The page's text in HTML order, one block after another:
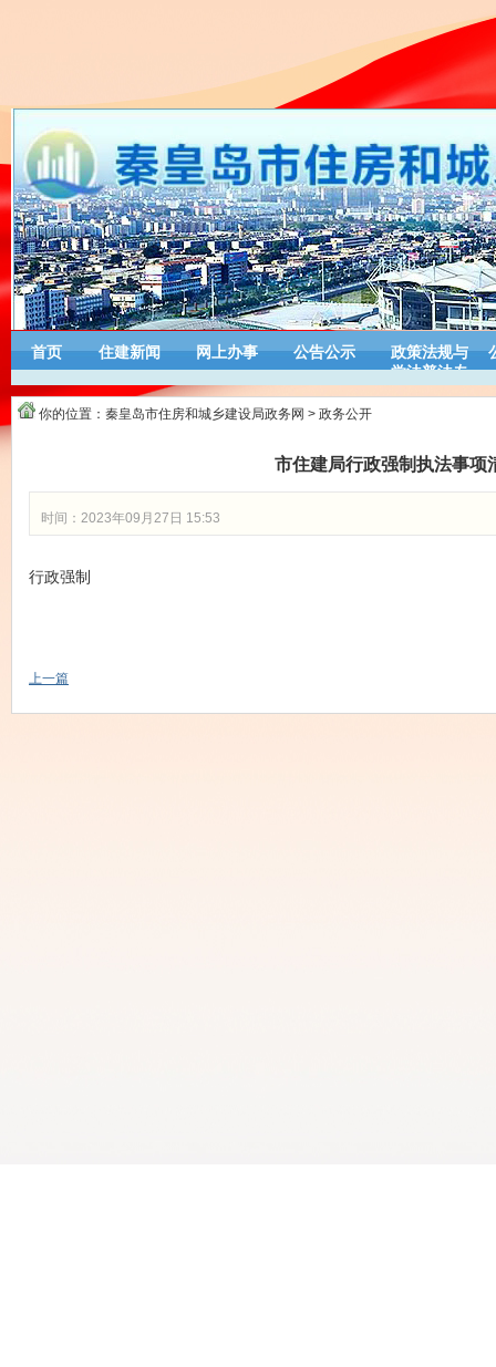
首页 住建新闻 网上办事 公告公示
政策法规与
学法普法专
你的位置： 秦皇岛市住房和城乡建设局政务网 > 政务公开
市住建局行政强制执法事项
时间：2023年09月27日 15:53
行政强制
上一篇